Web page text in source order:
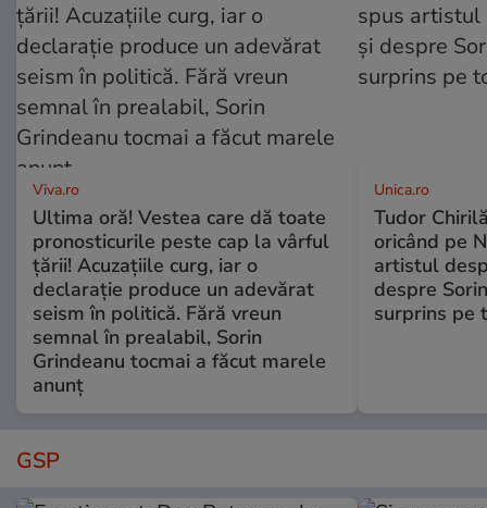
Viva.ro
Ultima oră! Vestea care dă toate
pronosticurile peste cap la vârful
țării! Acuzațiile curg, iar o
declarație produce un adevărat
seism în politică. Fără vreun
semnal în prealabil, Sorin
Grindeanu tocmai a făcut marele
anunț
Unica.ro
Tudor
oricând pe
artistul
despre
surprins pe
GSP